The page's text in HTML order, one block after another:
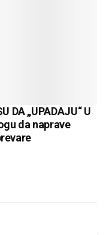
DA „UPADAJU“ U
da naprave